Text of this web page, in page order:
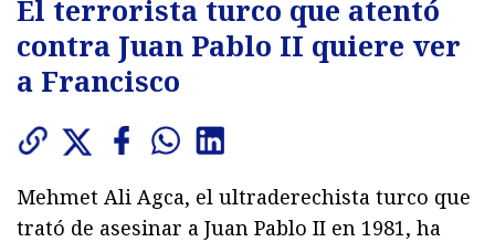
El terrorista turco que atentó
contra Juan Pablo II quiere ver
a Francisco
Mehmet Ali Agca, el ultraderechista turco que
trató de asesinar a Juan Pablo II en 1981, ha